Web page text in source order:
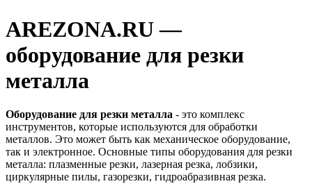
AREZONA.RU —
оборудование для резки
металла
Оборудование для резки металла - это комплекс
инструментов, которые используются для обработки
металлов. Это может быть как механическое оборудование,
так и электронное. Основные типы оборудования для резки
металла: плазменные резки, лазерная резка, лобзики,
циркулярные пилы, газорезки, гидроабразивная резка.